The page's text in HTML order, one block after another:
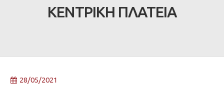
ΚΕΝΤΡΙΚΗ ΠΛΑΤΕΙΑ
28/05/2021